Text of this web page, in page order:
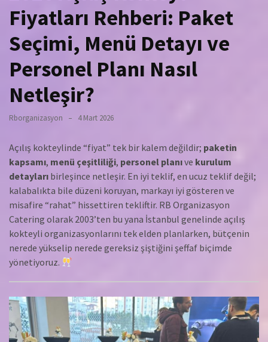
Fiyatları Rehberi: Paket
Seçimi, Menü Detayı ve
Personel Planı Nasıl
Netleşir?
Rborganizasyon 4 Mart 2026
Açılış kokteylinde “fiyat” tek bir kalem değildir; paketin
kapsamı, menü çeşitliliği, personel planıve kurulum
detayları birleşince netleşir. En iyi teklif, en ucuz teklif değil;
kalabalıkta bile düzeni koruyan, markayı iyi gösteren ve
misafire “rahat” hissettiren tekliftir. RB Organizasyon
Catering olarak 2003’ten bu yana İstanbul genelinde açılış
kokteyli organizasyonlarını tek elden planlarken, bütçenin
nerede yükselip nerede gereksiz şiştiğini şeffaf biçimde
yönetiyoruz.